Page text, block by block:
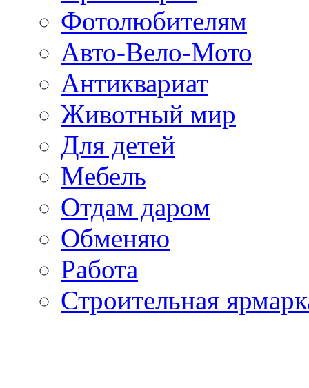
Фотолюбителям
Авто-Вело-Мото
Антиквариат
Животный мир
Для детей
Мебель
Отдам даром
Обменяю
Работа
Строительная